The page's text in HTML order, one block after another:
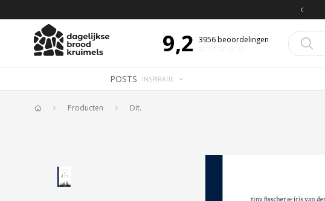
9,2 3956beoordelingen
POSTS INSPIRATIE
Producten Dit.